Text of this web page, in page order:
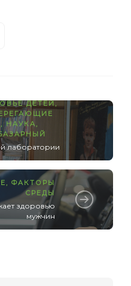
ДЕТЕЙ ,
, НАУКА,
лаборатории
, ФАКТОРЫ
СРЕДЫ
здоровью
мужчин